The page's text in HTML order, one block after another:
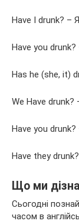
Have I drunk? –
Have you drunk?
Has he (she, it)
We Have drunk?
Have you
Have they
Що ми
Сьогодні
часом в